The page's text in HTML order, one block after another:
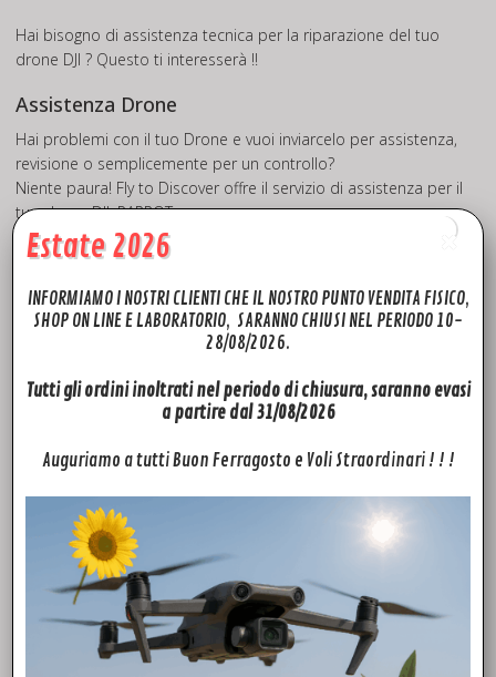
Hai bisogno di assistenza tecnica per la riparazione del tuo
drone DJI ? Questo ti interesserà !!
Assistenza Drone
Hai problemi con il tuo Drone e vuoi inviarcelo per assistenza,
revisione o semplicemente per un controllo?
Niente paura! Fly to Discover offre il servizio di assistenza per il
tuo drone DJI, PARROT.
Invieremo un corriere ASSICURATO a ritirare il tuo drone,
procederemo al controllo in laboratorio e ad identificare le
problematiche riscontrate, in seguito i nostri tecnici
specializzati provvederanno ad inviarti un eventuale preventivo
di spesa GRATUITO!!! Deciderai solo allora se procedere o
meno alla riparazione o revisione, altrimenti ti invieremo
indietro il tuo drone.
Se vuoi affidare a noi la sostituzione dei tuoi Phantom 3
Gommini Ammortizzanti – Phantom 3 dampening grommets –
puoi visitare la pagina di assistenza drone, anche a domicilio!
INVIA IL TUO DRONE NEI LABORATORI FTD
Hai bisogno di assistenza per il tuo Drone DJI – PARROT ? FLY
TO DISCOVER offre il servizio di ASSISTENZA DRONE!
COSA E’ INCLUSO:
Estate 2026
INFORMIAMO I NOSTRI CLIENTI CHE IL NOSTRO PUNTO VENDITA FISICO,
SHOP ON LINE E LABORATORIO, SARANNO CHIUSI NEL PERIODO 10-
28/08/2026.
Tutti gli ordini inoltrati nel periodo di chiusura, saranno evasi
a partire dal 31/08/2026
Auguriamo a tutti Buon Ferragosto e Voli Straordinari ! ! !